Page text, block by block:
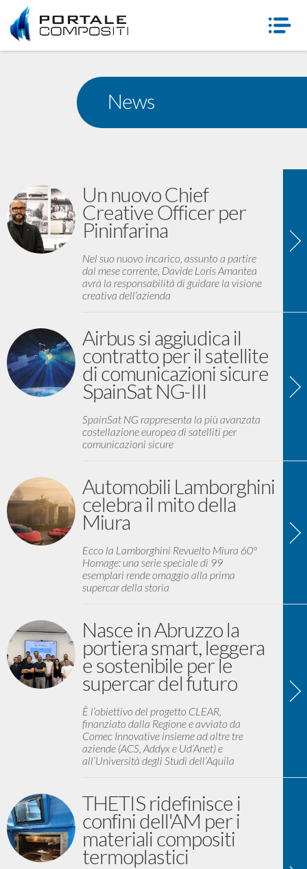
News
Un nuovo Chief
Creative Officer per
Pininfarina
Nel suo nuovo incarico, assunto a partire
dal mese corrente, Davide Loris Amantea
avrà la responsabilità di guidare la visione
creativa dell’azienda
Airbus si aggiudica il
contratto per il satellite
di comunicazioni sicure
SpainSat NG-III
SpainSat NG rappresenta la più avanzata
costellazione europea di satelliti per
comunicazioni sicure
Automobili Lamborghini
celebra il mito della
Miura
Ecco la Lamborghini Revuelto Miura 60°
Homage: una serie speciale di 99
esemplari rende omaggio alla prima
supercar della storia
Nasce in Abruzzo la
portiera smart, leggera
e sostenibile per le
supercar del futuro
È l’obiettivo del progetto CLEAR,
finanziato dalla Regione e avviato da
Comec Innovative insieme ad altre tre
aziende (ACS, Addyx e Ud’Anet) e
all’Università degli Studi dell’Aquila
THETIS ridefinisce i
confini dell'AM per i
materiali compositi
termoplastici